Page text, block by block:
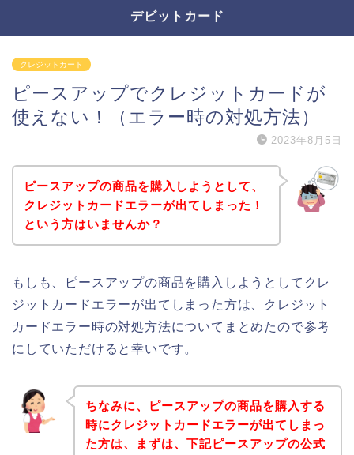
デビットカード
クレジットカード
ピースアップでクレジットカードが
使えない！（エラー時の対処方法）
2023年8月5日
ピースアップの商品を購入しようとして、
クレジットカードエラーが出てしまった！
という方はいませんか？
もしも、ピースアップの商品を購入しようとしてクレ
ジットカードエラーが出てしまった方は、クレジット
カードエラー時の対処方法についてまとめたので参考
にしていただけると幸いです。
ちなみに、ピースアップの商品を購入する
時にクレジットカードエラーが出てしまっ
た方は、まずは、下記ピースアップの公式